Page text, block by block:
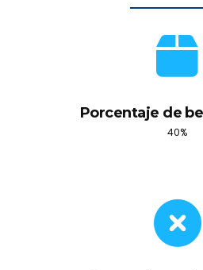
Porcentaje de
40%